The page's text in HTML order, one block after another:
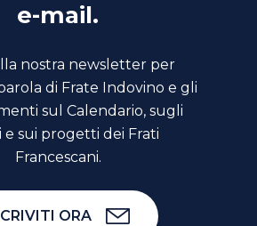
e-mail.
nostra newsletter per
di Frate Indovino e gli
sul Calendario, sugli
e sui progetti dei Frati
Francescani.
ORA